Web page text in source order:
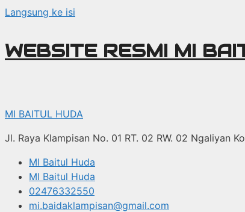
Langsung ke isi
WEBSITE RESMI MI
MI BAITUL HUDA
Jl. Raya Klampisan No. 01 RT. 02 RW. 02 Ngaliyan
MI Baitul Huda
MI Baitul Huda
02476332550
mi.baidaklampisan@gmail.com